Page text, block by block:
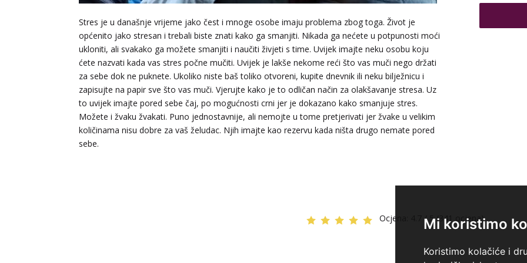
Mi koristimo
Koristimo kolačiće i
Stres je u današnje vrijeme jako čest i mnoge osobe imaju problema zbog toga. Život je
općenito jako stresan i trebali biste znati kako ga smanjiti. Nikada ga nećete u potpunosti moći
ukloniti, ali svakako ga možete smanjiti i naučiti živjeti s time. Uvijek imajte neku osobu koju
ćete nazvati kada vas stres počne mučiti. Uvijek je lakše nekome reći što vas muči nego držati
za sebe dok ne puknete. Ukoliko niste baš toliko otvoreni, kupite dnevnik ili neku bilježnicu i
zapisujte na papir sve što vas muči. Vjerujte kako je to odličan način za olakšavanje stresa. Uz
to uvijek imajte pored sebe čaj, po mogućnosti crni jer je dokazano kako smanjuje stres.
Možete i žvaku žvakati. Puno jednostavnije, ali nemojte u tome pretjerivati jer žvake u velikim
količinama nisu dobre za vaš želudac. Njih imajte kao rezervu kada ništa drugo nemate pored
sebe.
Ocjena: 4.7 / 5 (341 ocjena)